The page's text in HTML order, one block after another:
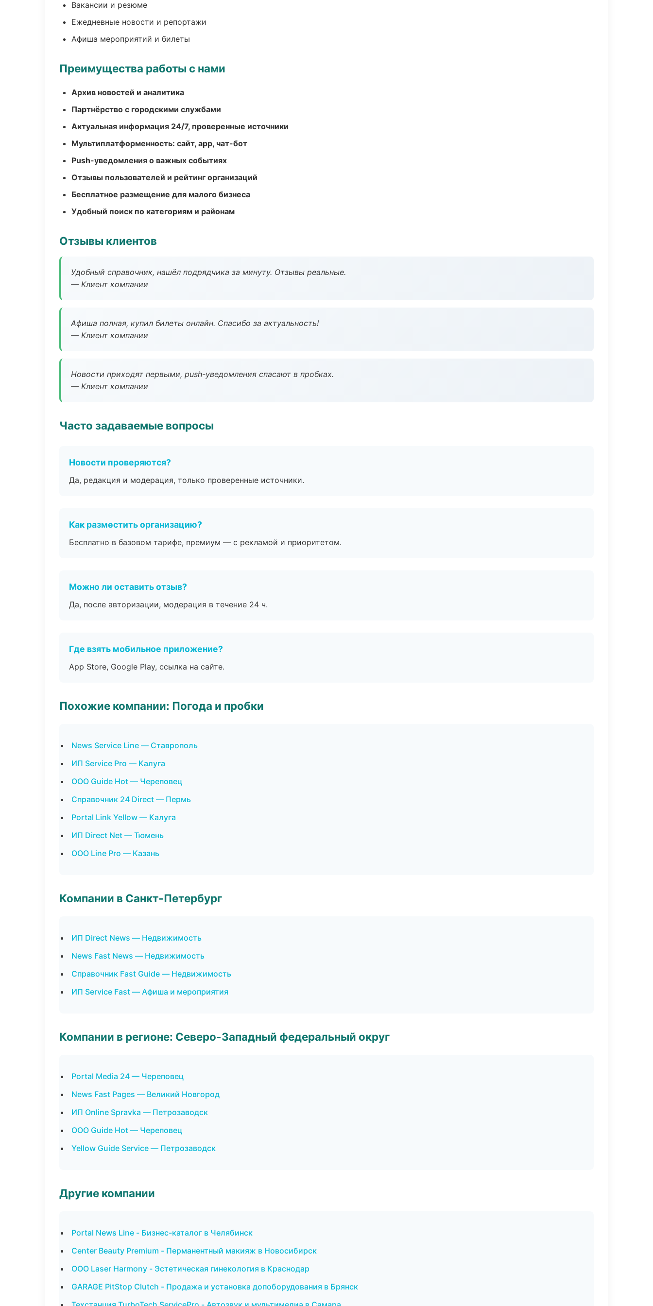
Вакансии и резюме
Ежедневные новости и репортажи
Афиша мероприятий и билеты
Преимущества работы с нами
Архив новостей и аналитика
Партнёрство с городскими службами
Актуальная информация 24/7, проверенные источники
Мультиплатформенность: сайт, app, чат-бот
Push-уведомления о важных событиях
Отзывы пользователей и рейтинг организаций
Бесплатное размещение для малого бизнеса
Удобный поиск по категориям и районам
Отзывы клиентов
Удобный справочник, нашёл подрядчика за минуту. Отзывы реальные.
— Клиент компании
Афиша полная, купил билеты онлайн. Спасибо за актуальность!
— Клиент компании
Новости приходят первыми, push-уведомления спасают в пробках.
— Клиент компании
Часто задаваемые вопросы
Новости проверяются?
Да, редакция и модерация, только проверенные источники.
Как разместить организацию?
Бесплатно в базовом тарифе, премиум — с рекламой и приоритетом.
Можно ли оставить отзыв?
Да, после авторизации, модерация в течение 24 ч.
Где взять мобильное приложение?
App Store, Google Play, ссылка на сайте.
Похожие компании: Погода и пробки
News Service Line — Ставрополь
ИП Service Pro — Калуга
ООО Guide Hot — Череповец
Справочник 24 Direct — Пермь
Portal Link Yellow — Калуга
ИП Direct Net — Тюмень
ООО Line Pro — Казань
Компании в Санкт-Петербург
ИП Direct News — Недвижимость
News Fast News — Недвижимость
Справочник Fast Guide — Недвижимость
ИП Service Fast — Афиша и мероприятия
Компании в регионе: Северо-Западный федеральный округ
Portal Media 24 — Череповец
News Fast Pages — Великий Новгород
ИП Online Spravka — Петрозаводск
ООО Guide Hot — Череповец
Yellow Guide Service — Петрозаводск
Другие компании
Portal News Line - Бизнес-каталог в Челябинск
Center Beauty Premium - Перманентный макияж в Новосибирск
ООО Laser Harmony - Эстетическая гинекология в Краснодар
GARAGE PitStop Clutch - Продажа и установка допоборудования в Брянск